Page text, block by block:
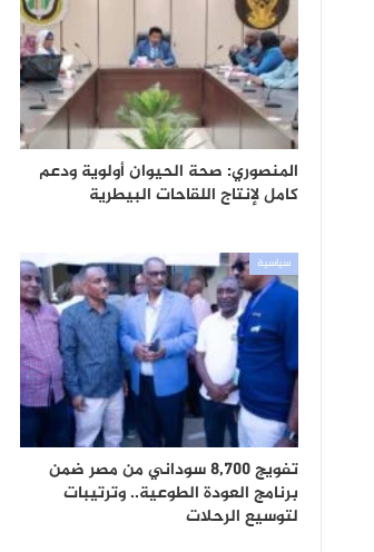
المنصوري: صحة الحيوان أولوية ودعم
كامل لإنتاج اللقاحات البيطرية
سياسية
تفويج 8,700 سوداني من مصر ضمن
برنامج العودة الطوعية.. وترتيبات
لتوسيع الرحلات